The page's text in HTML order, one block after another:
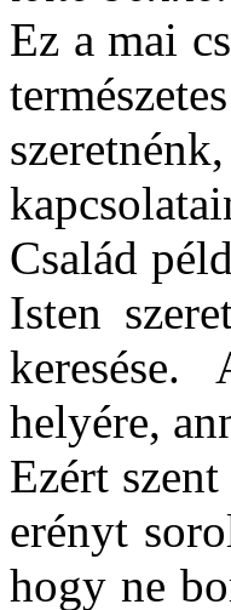
Ez a mai
Család
Isten
helyére,
Ezért
erényt
hogy ne